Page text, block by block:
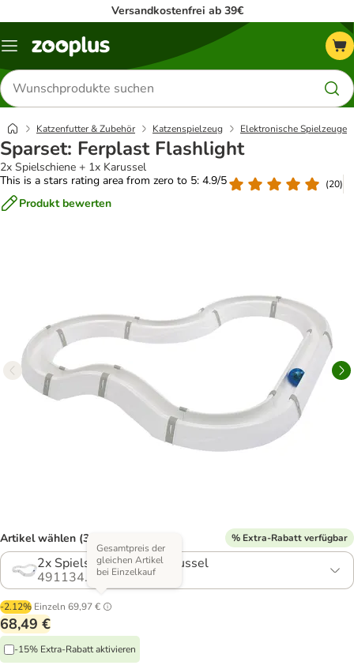
Versandkostenfrei ab 39€
Menü
Produkte
suchen
Katzenfutter & Zubehör Katzenspielzeug Elektronische Spielzeuge
Sparset: Ferplast Flashlight
2x Spielschiene + 1x Karussel
This is a stars rating area from zero to 5: 4.9/5
(20)
Produkt bewerten
Artikel wählen (3 Varianten) % Extra-Rabatt verfügbar
2x Spielschiene + 1x Karussel
491134.0
-2.12% Einzeln 69,97 €
Gesamtpreis der
gleichen Artikel
bei Einzelkauf
68,49 €
-15% Extra-Rabatt aktivieren